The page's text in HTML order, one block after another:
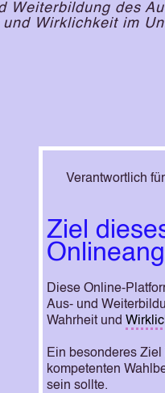
Weiterbildung des
Wirklichkeit im
Verantwortlich für
Ziel
Diese Online-
Aus- und
Wahrheit und
Ein besonderes
kompetenten
sein sollte.